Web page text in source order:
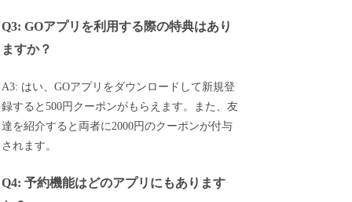
Q3: GOアプリを利用する際の特典はあり
ますか？
A3: はい、GOアプリをダウンロードして新規登
録すると500円クーポンがもらえます。また、友
達を紹介すると両者に2000円のクーポンが付与
されます。
Q4: 予約機能はどのアプリにもあります